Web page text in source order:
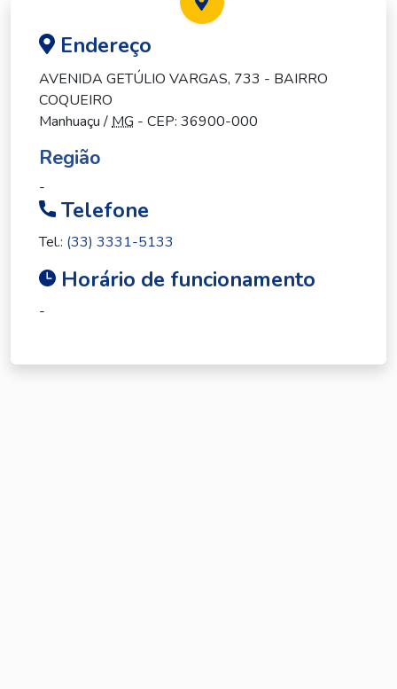
Endereço
AVENIDA GETÚLIO VARGAS, 733 - BAIRRO
COQUEIRO
Manhuaçu /MG - CEP: 36900-000
Região
-
Telefone
Tel.: (33) 3331-5133
Horário de funcionamento
-